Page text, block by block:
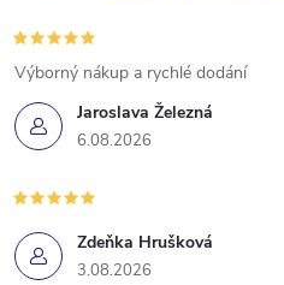
í
t
á
s
e
Jaroslava Železná
6.08.2026
Výborný nákup a rychlé dodání
Zdeňka Hrušková
3.08.2026